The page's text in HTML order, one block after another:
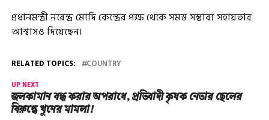
প্রধানমন্ত্রী নরেন্দ্র মোদি কেন্দ্রের পক্ষ থেকে সমস্ত সম্ভাব্য সহায়তার
আশ্বাসও দিয়েছেন।
RELATED TOPICS: COUNTRY
UP NEXT
জলকামান বন্ধ করার অপরাধে, প্রতিবাদী কৃষক নেতার ছেলের
বিরুদ্ধে খুনের মামলা!